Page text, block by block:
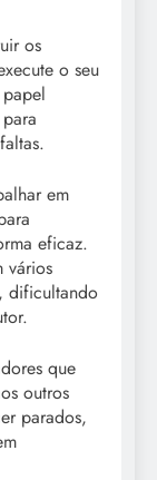
os
o seu
em
eficaz.
vários
dificultando
que
outros
parados,